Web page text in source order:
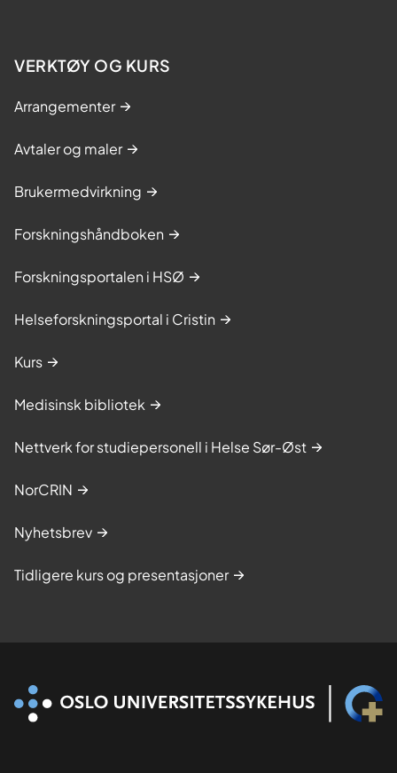
VERKTØY OG KURS
Arrangementer
Avtaler og maler
Brukermedvirkning
Forskningshåndboken
Forskningsportalen i HSØ
Helseforskningsportal i Cristin
Kurs
Medisinsk bibliotek
Nettverk for studiepersonell i Helse Sør-Øst
NorCRIN
Nyhetsbrev
Tidligere kurs og presentasjoner